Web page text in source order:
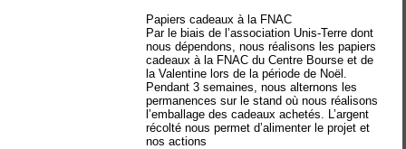
Papiers cadeaux à la FNAC
Par le biais de l’association Unis-Terre dont
nous dépendons, nous réalisons les papiers
cadeaux à la FNAC du Centre Bourse et de
la Valentine lors de la période de Noël.
Pendant 3 semaines, nous alternons les
permanences sur le stand où nous réalisons
l’emballage des cadeaux achetés. L’argent
récolté nous permet d’alimenter le projet et
nos actions